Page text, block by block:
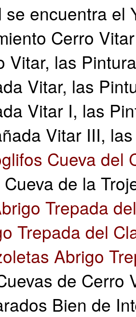
se encuentra el
Cerro
Vitar, las
Vitar, las
Vitar I, las
Vitar III,
Cueva del
Cueva de la
Trepada
Trepada del
Abrigo
de Cerro
Bien de